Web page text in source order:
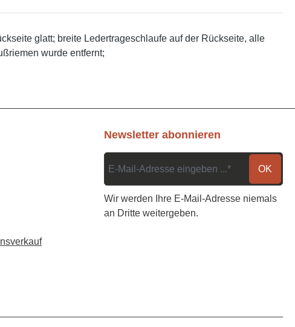
glatt; breite Ledertrageschlaufe auf der Rückseite, alle
wurde entfernt;
Newsletter abonnieren
OK
Wir werden Ihre E-Mail-Adresse niemals
an Dritte weitergeben.